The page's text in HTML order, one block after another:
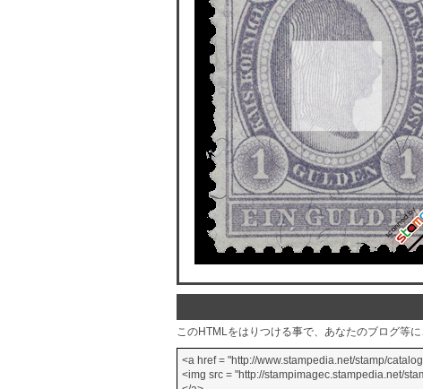
このHTMLをはりつける事で、あなたのブログ等